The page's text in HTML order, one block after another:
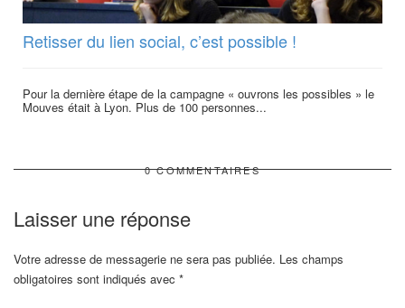
Retisser du lien social, c’est possible !
Pour la dernière étape de la campagne « ouvrons les possibles » le
Mouves était à Lyon. Plus de 100 personnes...
0 COMMENTAIRES
Laisser une réponse
Votre adresse de messagerie ne sera pas publiée. Les champs
obligatoires sont indiqués avec *